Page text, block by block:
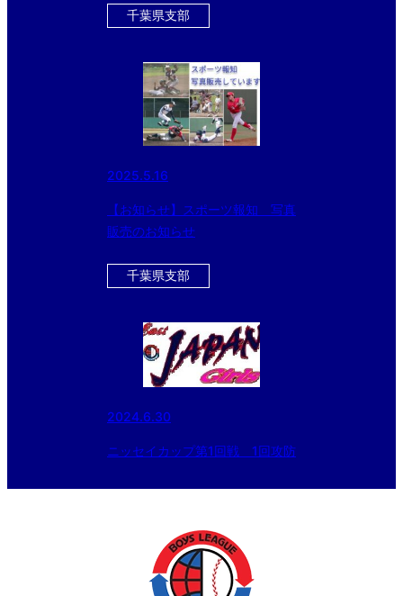
千葉県支部
2025.5.16
【お知らせ】スポーツ報知 写真
販売のお知らせ
千葉県支部
2024.6.30
ニッセイカップ第1回戦 1回攻防